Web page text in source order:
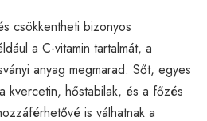
csökkentheti bizonyos
a C-vitamin tartalmát, a
anyag megmarad. Sőt, egyes
kvercetin, hőstabilak, és a főzés
is válhatnak a